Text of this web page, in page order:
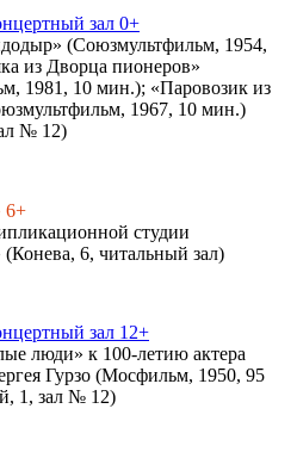
зал 0+
(Союзмультфильм, 1954,
из Дворца пионеров»
1981, 10 мин.); «Паровозик из
1967, 10 мин.)
№ 12)
6+
студии
6, читальный зал)
зал 12+
люди» к 100-летию актера
Гурзо (Мосфильм, 1950, 95
1, зал № 12)